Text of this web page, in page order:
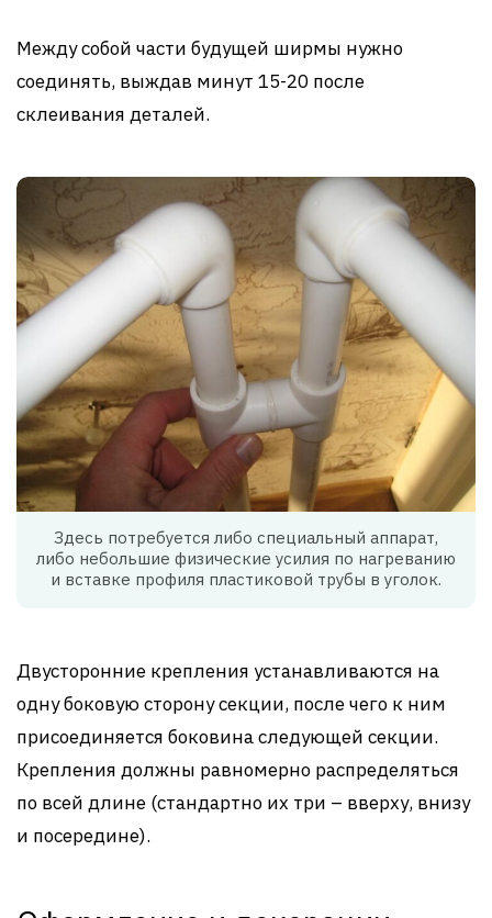
Между собой части будущей ширмы нужно
соединять, выждав минут 15-20 после
склеивания деталей.
Здесь потребуется либо специальный аппарат,
либо небольшие физические усилия по нагреванию
и вставке профиля пластиковой трубы в уголок.
Двусторонние крепления устанавливаются на
одну боковую сторону секции, после чего к ним
присоединяется боковина следующей секции.
Крепления должны равномерно распределяться
по всей длине (стандартно их три – вверху, внизу
и посередине).